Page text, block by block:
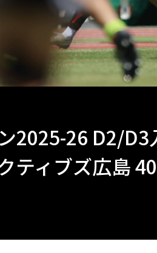
2025-26 D2/
ティブズ広島